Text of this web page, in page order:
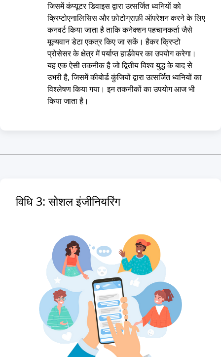
जिसमें कंप्यूटर डिवाइस द्वारा उत्सर्जित ध्वनियों को
क्रिप्टोएनालिसिस और फ़ोटोग्राफ़ी ऑपरेशन करने के लिए
कनवर्ट किया जाता है ताकि कनेक्शन पहचानकर्ता जैसे
मूल्यवान डेटा एकत्र किए जा सकें। हैकर क्रिप्टो
प्रोसेसर के क्षेत्र में पर्याप्त हार्डवेयर का उपयोग करेगा।
यह एक ऐसी तकनीक है जो द्वितीय विश्व युद्ध के बाद से
उभरी है, जिसमें कीबोर्ड कुंजियों द्वारा उत्सर्जित ध्वनियों का
विश्लेषण किया गया। इन तकनीकों का उपयोग आज भी
किया जाता है।
विधि 3: सोशल इंजीनियरिंग